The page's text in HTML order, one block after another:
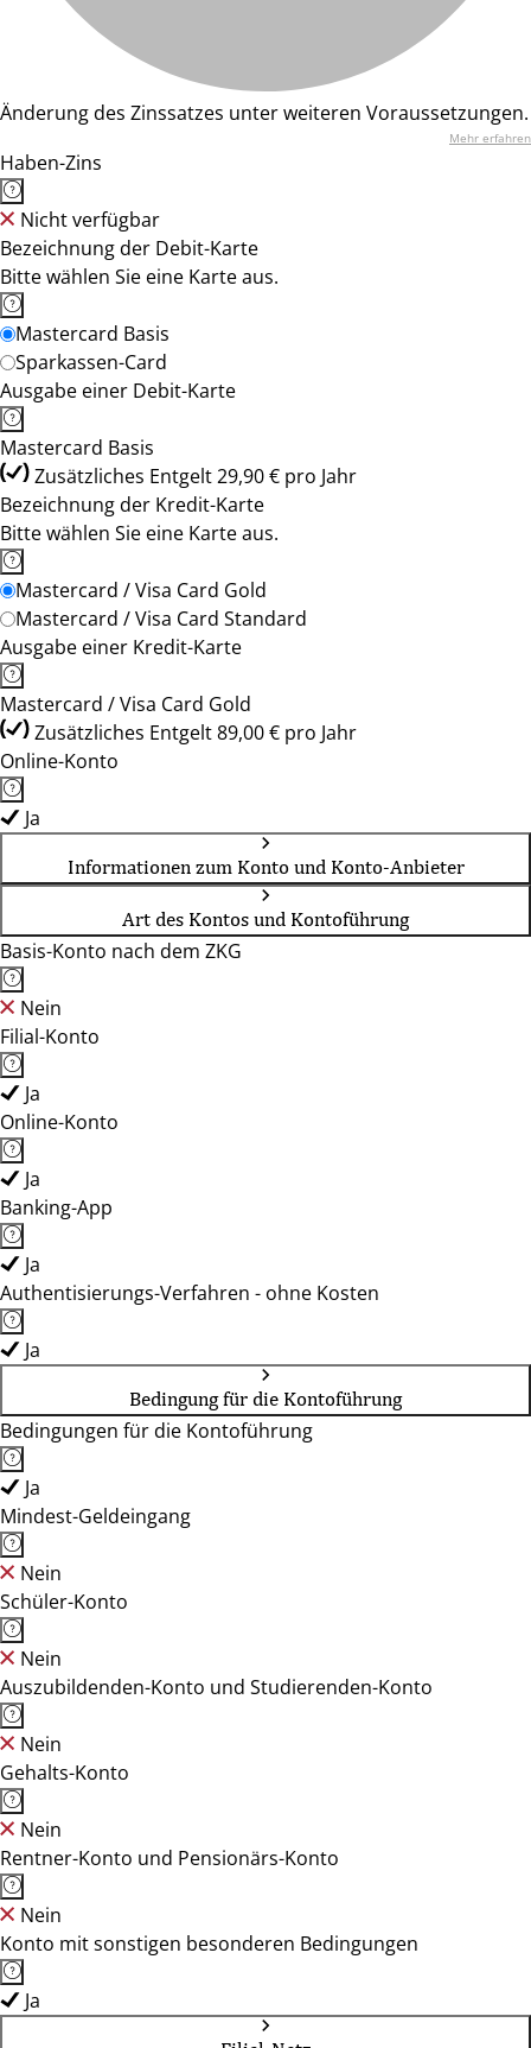
Änderung des Zinssatzes unter weiteren Voraussetzungen.
Mehr erfahren
Haben-Zins
Nicht verfügbar
Bezeichnung der Debit-Karte
Bitte wählen Sie eine Karte aus.
Mastercard Basis
Sparkassen-Card
Ausgabe einer Debit-Karte
Mastercard Basis
Zusätzliches Entgelt 29,90 € pro Jahr
Bezeichnung der Kredit-Karte
Bitte wählen Sie eine Karte aus.
Mastercard / Visa Card Gold
Mastercard / Visa Card Standard
Ausgabe einer Kredit-Karte
Mastercard / Visa Card Gold
Zusätzliches Entgelt 89,00 € pro Jahr
Online-Konto
Ja
Informationen zum Konto und Konto-Anbieter
Art des Kontos und Kontoführung
Basis-Konto nach dem ZKG
Nein
Filial-Konto
Ja
Online-Konto
Ja
Banking-App
Ja
Authentisierungs-Verfahren - ohne Kosten
Ja
Bedingung für die Kontoführung
Bedingungen für die Kontoführung
Ja
Mindest-Geldeingang
Nein
Schüler-Konto
Nein
Auszubildenden-Konto und Studierenden-Konto
Nein
Gehalts-Konto
Nein
Rentner-Konto und Pensionärs-Konto
Nein
Konto mit sonstigen besonderen Bedingungen
Ja